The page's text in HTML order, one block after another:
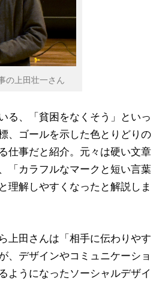
の上田壮一さん
る、「貧困をなくそう」といっ
、ゴールを示した色とりどりの
仕事だと紹介。元々は硬い文章
「カラフルなマークと短い言葉
理解しやすくなったと解説しま
上田さんは「相手に伝わりやす
、デザインやコミュニケーショ
ようになったソーシャルデザイ